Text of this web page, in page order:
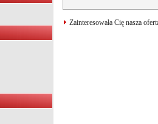
Zainteresowała Cię nasza